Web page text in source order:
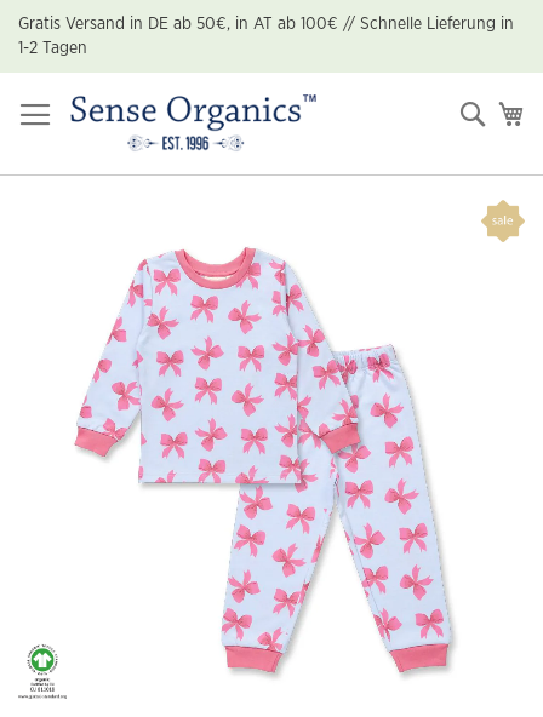
Zum
Inhalt
springen
Gratis Versand in DE ab 50€, in AT ab 100€ // Schnelle Lieferung in
1-2 Tagen
Suche